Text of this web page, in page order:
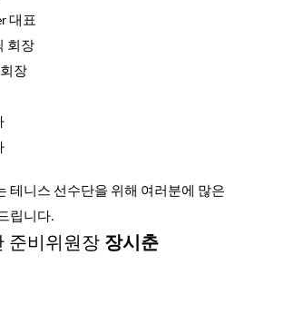
대표
회장
장
테니스 선수단을 위해 여러분에 많은
립니다.
준비위원장 장시춘